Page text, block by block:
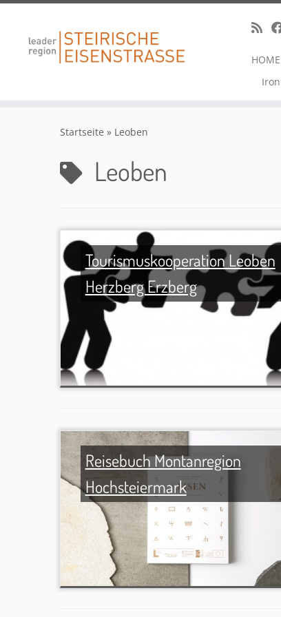
HOME
Startseite » Leoben
Leoben
Tourismuskooperation Leoben
Herzberg Erzberg
Reisebuch Montanregion
Hochsteiermark